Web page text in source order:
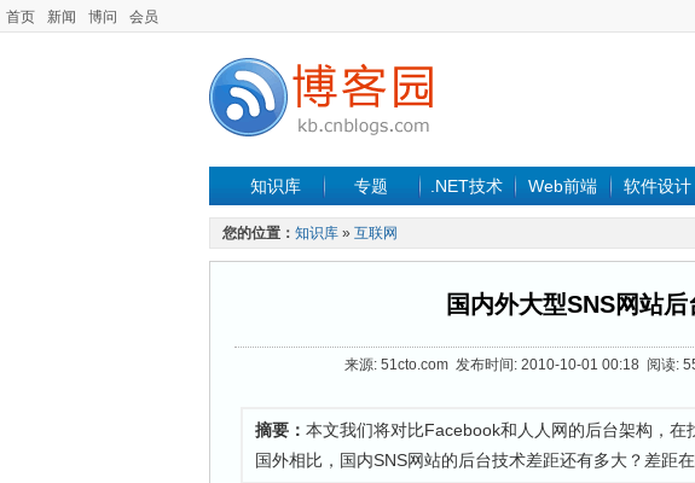
首页 新闻 博问 会员
知识库 专题 .NET技术 Web前端 软件设计
您的位置： 知识库 » 互联网
国内外大型SNS网站
来源: 51cto.com 发布时间: 2010-10-01 00:18 阅读:
摘要： 本文我们将对比Facebook和人人网的后台架构，
国外相比，国内SNS网站的后台技术差距还有多大？差距